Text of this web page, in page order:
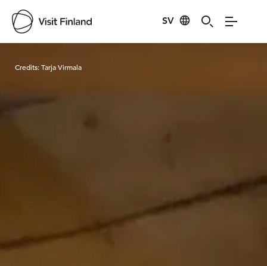
SV
Credits:Tarja Virmala